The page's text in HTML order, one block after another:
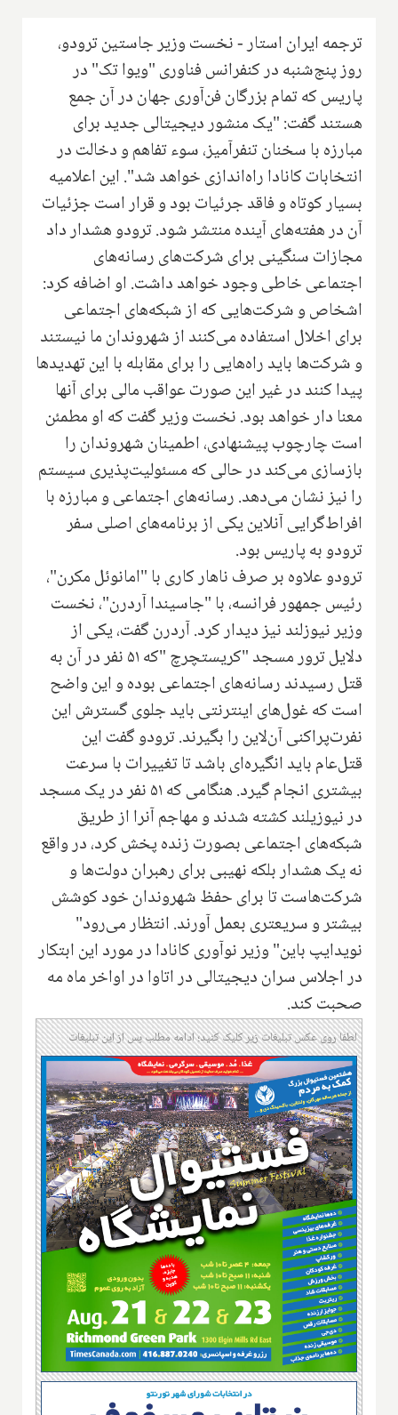
ترجمه ایران استار - نخست وزیر جاستین ترودو،
روز پنج‌شنبه در کنفرانس فناوری "ویوا تک" در
پاریس که تمام بزرگان فن‌آوری جهان در آن جمع
هستند گفت: "یک منشور دیجیتالی جدید برای
مبارزه با سخنان تنفرآمیز، سوء تفاهم و دخالت در
انتخابات کانادا راه‌اندازی خواهد شد".این اعلامیه
بسیار کوتاه و فاقد جرئیات بود و قرار است جزئیات
آن در هفته‌های آینده منتشر شود. ترودو هشدار داد
مجازات سنگینی برای شرکت‌های رسانه‌های
اجتماعی خاطی وجود خواهد داشت. او اضافه کرد:
اشخاص و شرکت‌هایی که از شبکه‌های اجتماعی
برای اخلال استفاده می‌کنند از شهروندان ما نیستند
و شرکت‌ها باید راه‌هایی را برای مقابله با این تهدید‌ها
پیدا کنند در غیر این صورت عواقب مالی برای آنها
معنا دار خواهد بود. نخست وزیر گفت که او مطمئن
است چارچوب پیشنهادی، اطمینان شهروندان را
بازسازی می‌کند در حالی که مسئولیت‌پذیری سیستم
را نیز نشان می‌دهد.رسانه‌های اجتماعی و مبارزه با
افراط‌گرایی آنلاین یکی از برنامه‌های اصلی سفر
ترودو به پاریس بود.
ترودو علاوه بر صرف ناهار کاری با "امانوئل مکرن"،
رئیس جمهور فرانسه، با "جاسیندا آردرن"، نخست
وزیر نیوزلند نیز دیدار کرد. آردرن گفت، یکی از
دلایل ترور مسجد "کریستچرچ "که ۵۱ نفر در آن به
قتل رسیدند رسانه‌های اجتماعی بوده و این واضح
است که غول‌های اینترنتی باید جلوی گسترش این
نفرت‌پراکنی آن‌لاین را بگیرند. ترودو گفت این
قتل‌عام باید انگیره‌ای باشد تا تغییرات با سرعت
بیشتری انجام گیرد. هنگامی که ۵۱ نفر در یک مسجد
در نیوزیلند کشته شدند و مهاجم آنرا از طریق
شبکه‌های اجتماعی بصورت زنده پخش کرد، در واقع
نه یک هشدار بلکه نهیبی برای رهبران دولت‌ها و
شرکت‌هاست تا برای حفظ شهروندان خود کوشش
بیشتر و سریعتری بعمل آورند. انتظار می‌رود"
نویدایپ باین" وزیر نوآوری کانادا در مورد این ابتکار
در اجلاس سران دیجیتالی در اتاوا در اواخر ماه مه
صحبت کند.
لطفا روی عکس تبلیغات زیر کلیک کنید؛ ادامه مطلب پس از این تبلیغات